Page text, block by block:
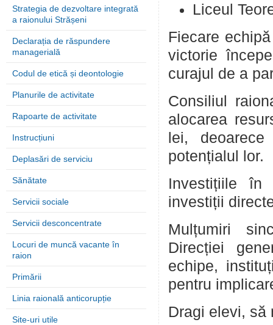
Strategia de dezvoltare integrată
a raionului Strășeni
Declarația de răspundere
managerială
Codul de etică și deontologie
Planurile de activitate
Rapoarte de activitate
Instrucțiuni
Deplasări de serviciu
Sănătate
Servicii sociale
Servicii desconcentrate
Locuri de muncă vacante în
raion
Primării
Linia raională anticorupție
Site-uri utile
Liceul
Fiecare
victorie
curajul de a
Consiliul
alocarea
lei,
potențialul lor.
Investițiile în
investiții
Mulțumiri
Direcției
echipe,
pentru
Dragi elevi, să